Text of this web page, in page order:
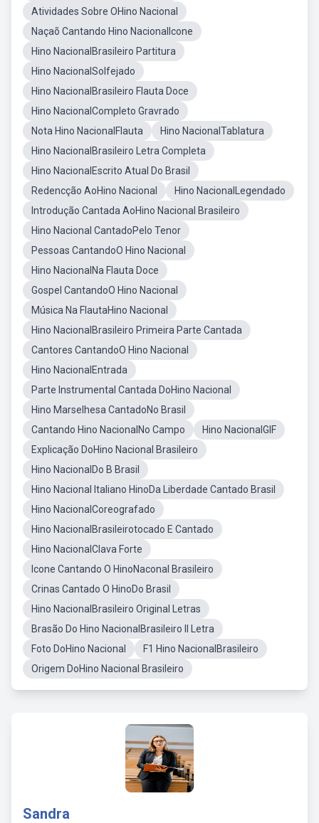
Atividades Sobre OHino Nacional
Naçaõ Cantando Hino NacionalIcone
Hino NacionalBrasileiro Partitura
Hino NacionalSolfejado
Hino NacionalBrasileiro Flauta Doce
Hino NacionalCompleto Gravrado
Nota Hino NacionalFlauta
Hino NacionalTablatura
Hino NacionalBrasileiro Letra Completa
Hino NacionalEscrito Atual Do Brasil
Redencção AoHino Nacional
Hino NacionalLegendado
Introdução Cantada AoHino Nacional Brasileiro
Hino Nacional CantadoPelo Tenor
Pessoas CantandoO Hino Nacional
Hino NacionalNa Flauta Doce
Gospel CantandoO Hino Nacional
Música Na FlautaHino Nacional
Hino NacionalBrasileiro Primeira Parte Cantada
Cantores CantandoO Hino Nacional
Hino NacionalEntrada
Parte Instrumental Cantada DoHino Nacional
Hino Marselhesa CantadoNo Brasil
Cantando Hino NacionalNo Campo
Hino NacionalGIF
Explicação DoHino Nacional Brasileiro
Hino NacionalDo B Brasil
Hino Nacional Italiano HinoDa Liberdade Cantado Brasil
Hino NacionalCoreografado
Hino NacionalBrasileirotocado E Cantado
Hino NacionalClava Forte
Icone Cantando O HinoNaconal Brasileiro
Crinas Cantado O HinoDo Brasil
Hino NacionalBrasileiro Original Letras
Brasão Do Hino NacionalBrasileiro II Letra
Foto DoHino Nacional
F1 Hino NacionalBrasileiro
Origem DoHino Nacional Brasileiro
Sandra